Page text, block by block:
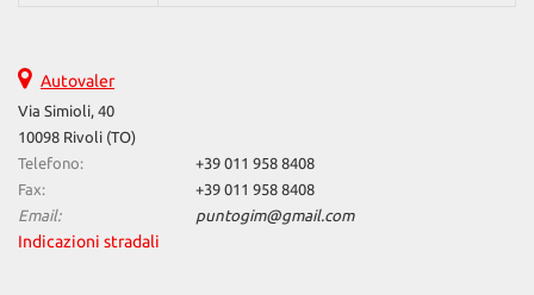
Riconoscimento dei segnali stradali • Schermo multifunzione
interamente digitale • Sedile posteriore sdoppiato • sedili pelle •
sedili riscaldati • Sedili sportivi • Sensore di luce • Sensore di
pioggia • Sensori di parcheggio posteriori • Servosterzo • Sistema
di chiamata d'emergenza • sistema di navigazione • Navigatore
satellitare • Sistema di riconoscimento della stanchezza •
Sospensioni pneumatiche • Sospensioni sportive • Sound system •
Specchietti laterali elettrici • Specchietto retrovisore con funzione
Autovaler
Via Simioli, 40
10098 Rivoli (TO)
Telefono:
+39 011 958 8408
Fax:
+39 011 958 8408
Email:
puntogim@gmail.com
Indicazioni stradali